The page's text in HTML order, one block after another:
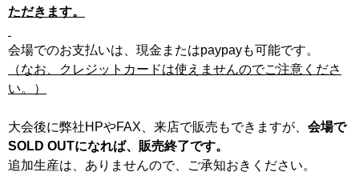
ただきます。
会場でのお支払いは、現金またはpaypayも可能です。
（なお、クレジットカードは使えませんのでご注意くださ
い。）
大会後に弊社HPやFAX、来店で販売もできますが、 会場で
SOLD OUTになれば、販売終了です。
追加生産は、ありませんので、ご承知おきください。